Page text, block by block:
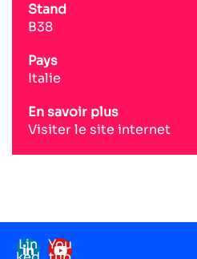
Stand
B38
Pays
Italie
En savoir plus
Visiter le site internet
Lin You